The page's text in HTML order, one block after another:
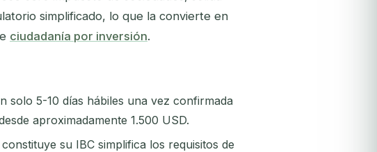
simplificado, lo que la convierte en
ciudadanía por inversión.
solo 5-10 días hábiles una vez confirmada
aproximadamente 1.500 USD.
su IBC simplifica los requisitos de